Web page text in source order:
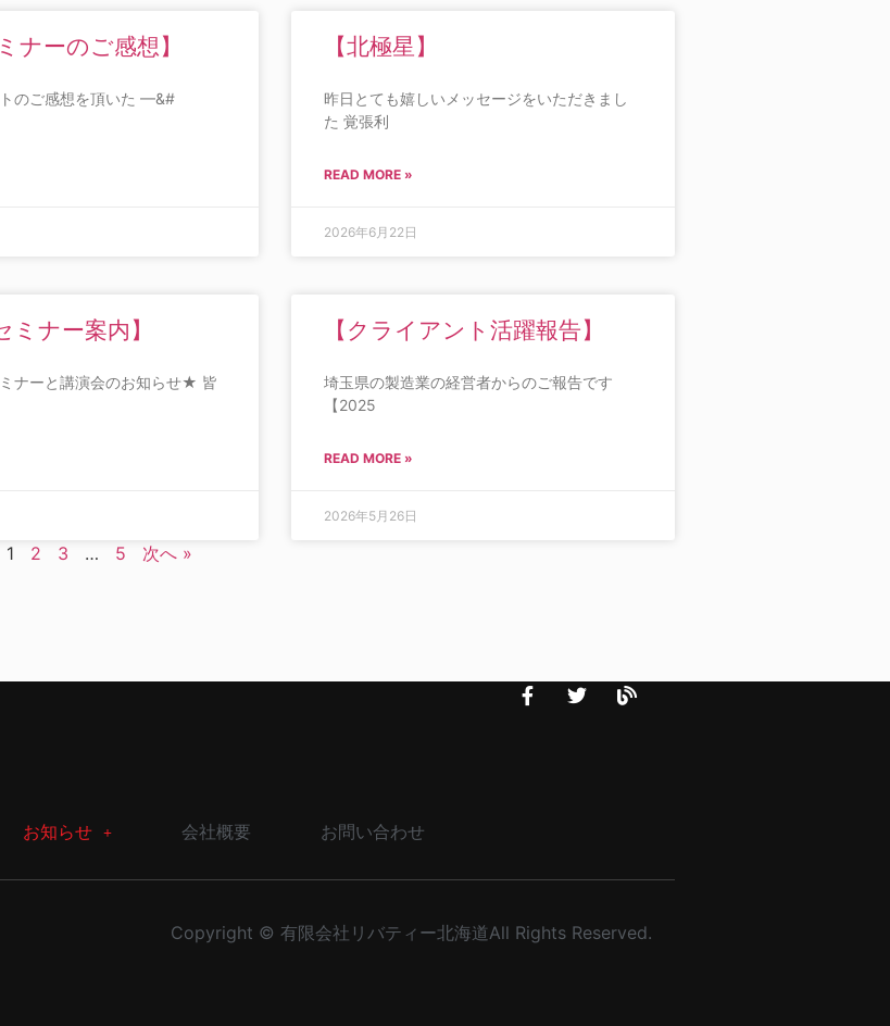
ナーのご感想】
のご感想を頂いた —&#
【北極星】
昨日とても嬉しいメッセージをいただきまし
た 覚張利
READ MORE »
2026年6月22日
ミナー案内】
ナーと講演会のお知らせ★ 皆
【クライアント活躍報告】
埼玉県の製造業の経営者からのご報告です
【2025
READ MORE »
2026年5月26日
1 2 3 … 5 次へ »
お知らせ 会社概要 お問い合わせ
Copyright © 有限会社リバティー北海道All Rights Reserved.